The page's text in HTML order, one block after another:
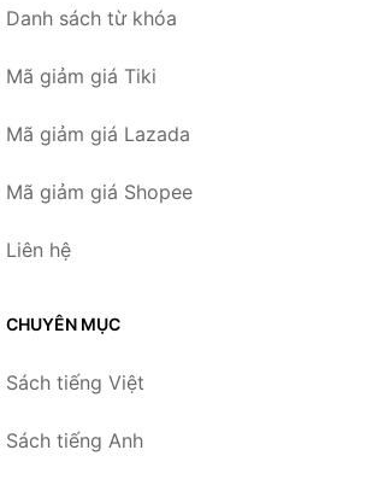
Danh sách từ khóa
Mã giảm giá Tiki
Mã giảm giá Lazada
Mã giảm giá Shopee
Liên hệ
CHUYÊN MỤC
Sách tiếng Việt
Sách tiếng Anh